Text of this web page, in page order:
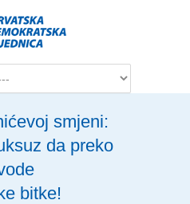
smjeni:
da preko
bitke!